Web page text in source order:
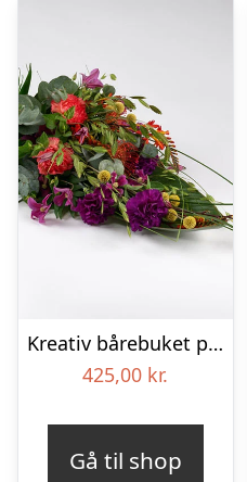
Kreativ bårebuket på stort blad – Blomster til begravelse
425,00 kr.
Gå til shop